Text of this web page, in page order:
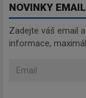
NOVINKY
Zadejte váš email
informace,